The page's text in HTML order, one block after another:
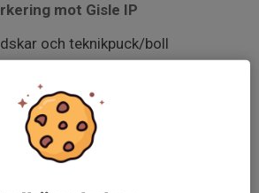
mot Gisle IP
och teknikpuck/boll